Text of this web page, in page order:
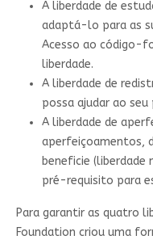
A liberdade de
adaptá-lo para as
Acesso ao código-
liberdade.
A liberdade de
possa ajudar ao
A liberdade de
aperfeiçoamentos,
beneficie
pré-requisito para
Para garantir as quatro
Foundation criou uma